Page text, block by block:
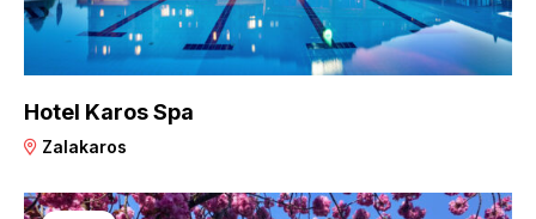
Hotel Karos Spa
Zalakaros